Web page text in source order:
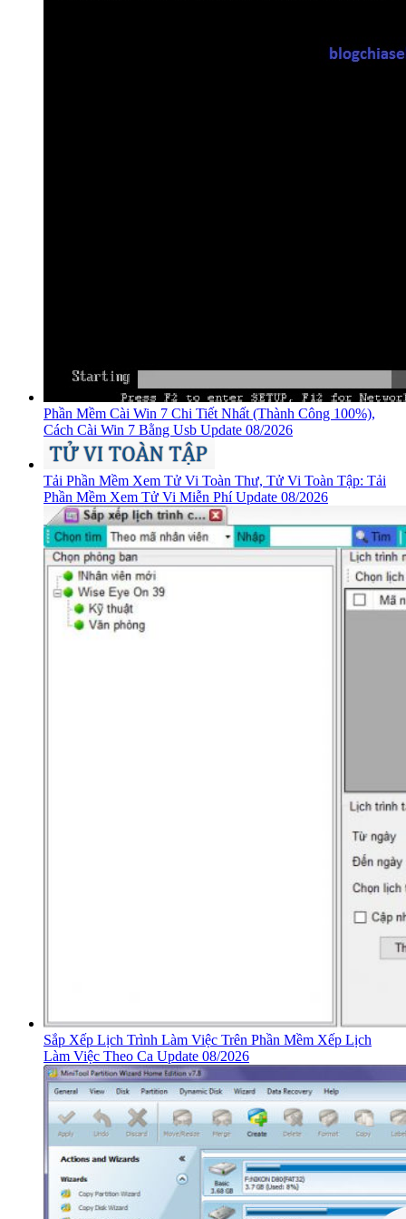
Phần Mềm Cài Win 7 Chi Tiết Nhất (Thành Công 100%),
Cách Cài Win 7 Bằng Usb Update 08/2026
Tải Phần Mềm Xem Tử Vi Toàn Thư, Tử Vi Toàn Tập: Tải
Phần Mềm Xem Tử Vi Miễn Phí Update 08/2026
Sắp Xếp Lịch Trình Làm Việc Trên Phần Mềm Xếp Lịch
Làm Việc Theo Ca Update 08/2026